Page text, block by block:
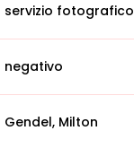
servizio fotografico
negativo
Gendel, Milton